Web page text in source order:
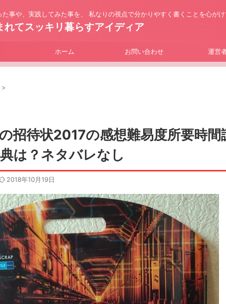
事や、実践してみた事を、 私なりの視点で分かりやすく書くことを心が
れてスッキリ暮らすアイディア
ホーム お問い合わせ 運営
>
招待状2017の感想難易度所要時間
は？ネタバレなし
2018年10月19日